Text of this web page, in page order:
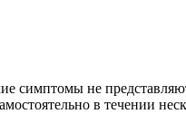
симптомы не
в течении